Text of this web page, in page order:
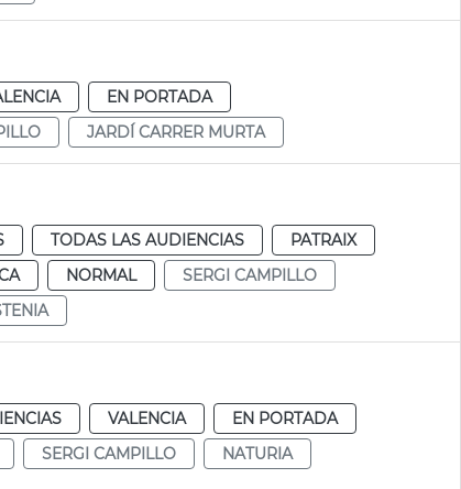
EN PORTADA
JARDÍ CARRER MURTA
TODAS LAS AUDIENCIAS
PATRAIX
NORMAL
SERGI CAMPILLO
VALENCIA
EN PORTADA
SERGI CAMPILLO
NATURIA